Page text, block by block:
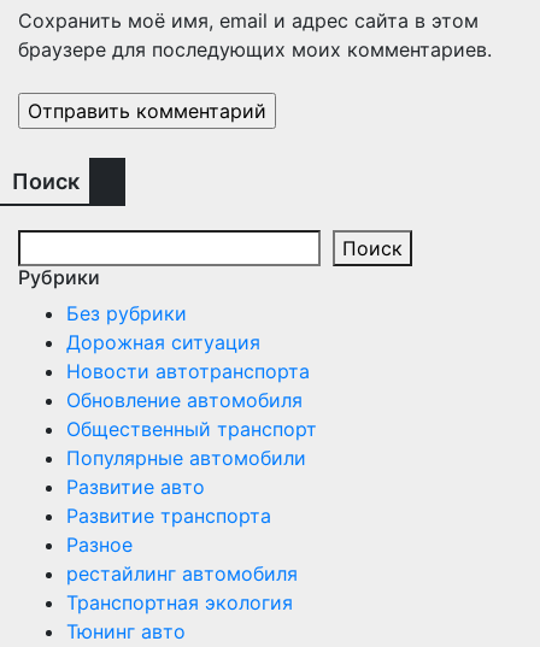
Сохранить моё имя, email и адрес сайта в этом
браузере для последующих моих комментариев.
Поиск
Поиск
Рубрики
Без рубрики
Дорожная ситуация
Новости автотранспорта
Обновление автомобиля
Общественный транспорт
Популярные автомобили
Развитие авто
Развитие транспорта
Разное
рестайлинг автомобиля
Транспортная экология
Тюнинг авто